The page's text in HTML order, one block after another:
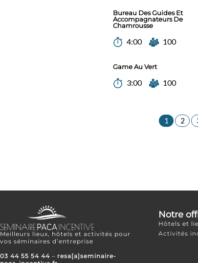
Bureau Des Guides Et
Accompagnateurs De
Chamrousse
4:00 100
Game Au Vert
3:00 100
1 2
Meilleurs lieux, hôtels et activités pour
vos séminaires d’entreprise
03 44 55 54 44 – resa[a]seminaire-
Notre
Hôtels et
Activités